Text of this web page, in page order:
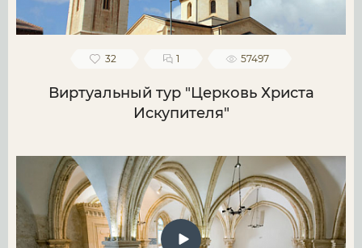
32 1 57497
Виртуальный тур "Церковь Христа
Искупителя"